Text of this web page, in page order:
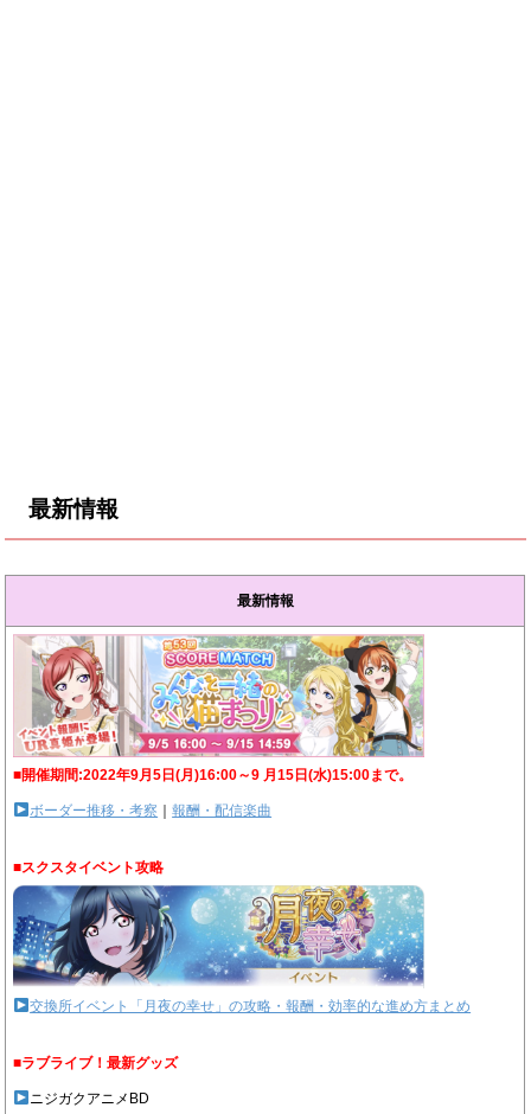
最新情報
最新情報
■開催期間:2022年9月5日(月)16:00～9 月15日(水)15:00まで。
ボーダー推移・考察 ｜報酬・配信楽曲
■スクスタイベント攻略
交換所イベント「月夜の幸せ」の攻略・報酬・効率的な進め方まとめ
■ラブライブ！最新グッズ
ニジガクアニメBD